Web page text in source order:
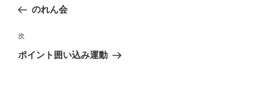
ナ
ビ
ゲ
の
稿
のれん会
次
の
次
ポイント囲い込み運動